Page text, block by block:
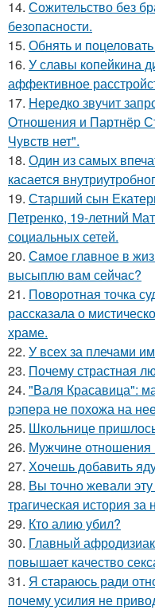
14. Сожительство без
безопасности.
15. Обнять и
16. У славы копейкина
аффективное
17. Hередко звучит
Отношения и Партнёр
Чувств нет".
18. Один из самых
касается
19. Старший сын
Петренко, 19-летний
социальных сетей.
20. Сaмое глaвное в
высыплю вaм сейчaс?
21. Поворотная точка
рассказала о
храме.
22. У всех за плечами
23. Почему страстная
24. "Валя Красавица":
рэпера не похожа на
25. Школьнице
26. Мужчине отношения
27. Хочешь добавить
28. Вы точно жевали
трагическая история за
29. Кто алию убил?
30. Главный
повышает качество
31. Я стараюсь ради
почему усилия не